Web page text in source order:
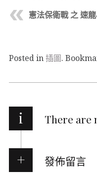
憲法保衛戰 之 速
Posted in插圖.
i There are
發佈留言